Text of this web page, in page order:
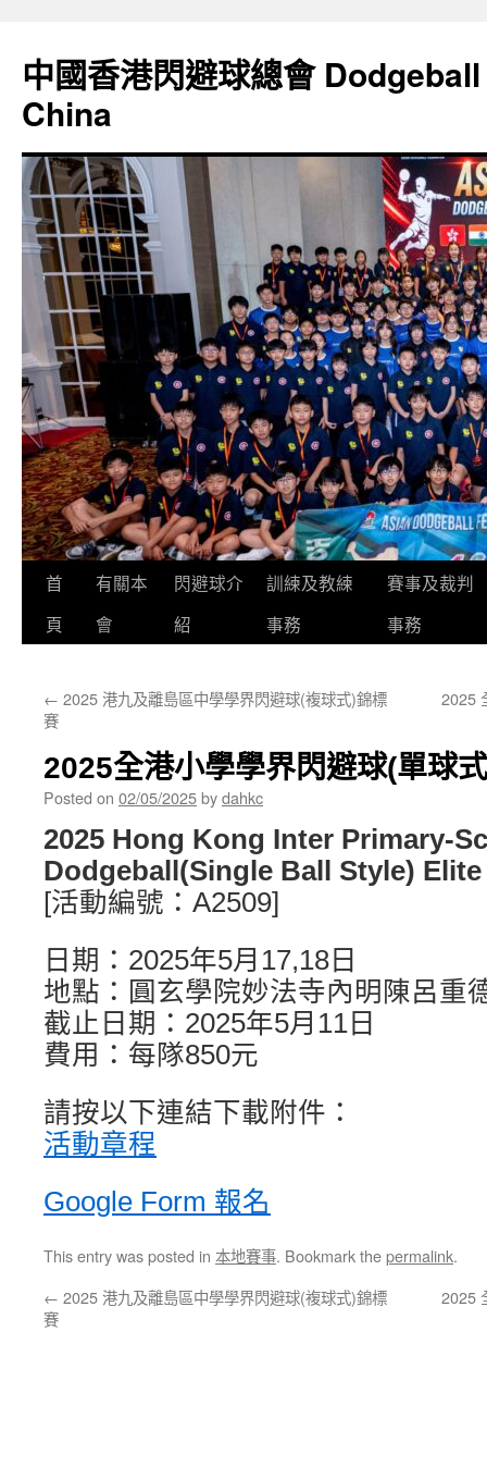
content
中國香港閃避球總會
China
首
頁
有關本
會
閃避球介
紹
訓練及教練
事務
賽事及裁判
事務
← 2025 港九及離島區中學學界閃避球(複球式)錦標
賽
2025
2025全港小學學界閃避球(單球
Posted on 02/05/2025bydahkc
2025 Hong Kong Inter Primary-
Dodgeball(Single Ball Style)
[活動編號：A2509]
日期：2025年5月17,18日
地點：圓玄學院妙法寺內明陳呂重
截止日期：2025年5月11日
費用：每隊850元
請按以下連結下載附件：
活動章程
Google Form 報名
This entry was posted in 本地賽事. Bookmark thepermalink.
← 2025 港九及離島區中學學界閃避球(複球式)錦標
賽
2025